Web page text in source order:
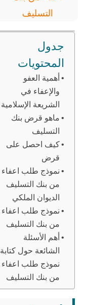
جدول
المحتويات
أهمية العفو
والإعفاء في
الشريعة الإسلامية
ماهو قرض بنك
التسليف
كيف احصل على
قرض
نموذج طلب اعفاء
من بنك التسليف
الديوان الملكي
نموذج طلب اعفاء
من بنك التسليف
أهم الأسئلة
الشائعة حول كتابة
نموذج طلب اعفاء
من بنك التسليف